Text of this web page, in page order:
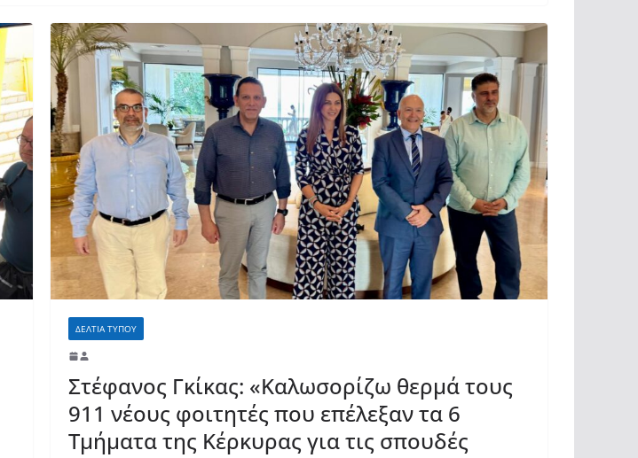
ΔΕΛΤΙΑ ΤΥΠΟΥ
Στέφανος Γκίκας: «Καλωσορίζω θερμά τους
911 νέους φοιτητές που επέλεξαν τα 6
Τμήματα της Κέρκυρας για τις σπουδές